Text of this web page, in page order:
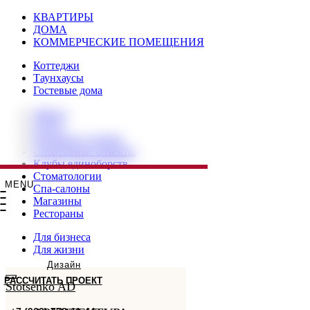
MENU
Дизайн
РАССЧИТАТЬ ПРОЕКТ
КВАРТИРЫ
ДОМА
КОММЕРЧЕСКИЕ ПОМЕЩЕНИЯ
Коттеджи
Таунхаусы
Гостевые дома
Клубы единоборств
Стоматологии
Спа-салоны
Магазины
Рестораны
Для бизнеса
Для жизни
Stotsenko AD